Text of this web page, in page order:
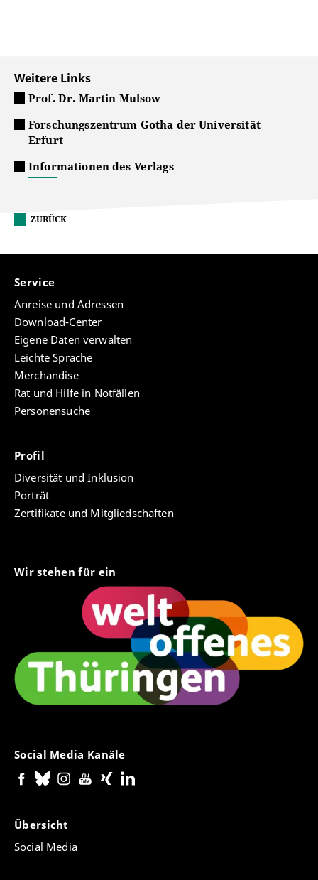
Weitere Links
Prof. Dr. Martin Mulsow
Forschungszentrum Gotha der Universität
Erfurt
Informationen des Verlags
ZURÜCK
Service
Anreise und Adressen
Download-Center
Eigene Daten verwalten
Leichte Sprache
Merchandise
Rat und Hilfe in Notfällen
Personensuche
Profil
Diversität und Inklusion
Porträt
Zertifikate und Mitgliedschaften
Wir stehen für ein
Social Media Kanäle
Übersicht
Social Media